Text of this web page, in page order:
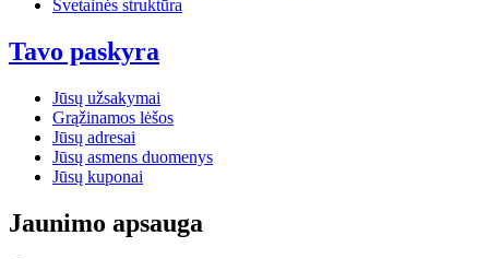
Svetainės struktūra
Tavo paskyra
Jūsų užsakymai
Grąžinamos lėšos
Jūsų adresai
Jūsų asmens duomenys
Jūsų kuponai
Jaunimo apsauga